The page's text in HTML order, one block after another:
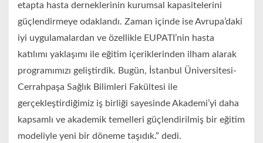
etapta hasta derneklerinin kurumsal kapasitelerini
güçlendirmeye odaklandı. Zaman içinde ise Avrupa’daki
iyi uygulamalardan ve özellikle EUPATI’nin hasta
katılımı yaklaşımı ile eğitim içeriklerinden ilham alarak
programımızı geliştirdik. Bugün, İstanbul Üniversitesi-
Cerrahpaşa Sağlık Bilimleri Fakültesi ile
gerçekleştirdiğimiz iş birliği sayesinde Akademi’yi daha
kapsamlı ve akademik temelleri güçlendirilmiş bir eğitim
modeliyle yeni bir döneme taşıdık.” dedi.